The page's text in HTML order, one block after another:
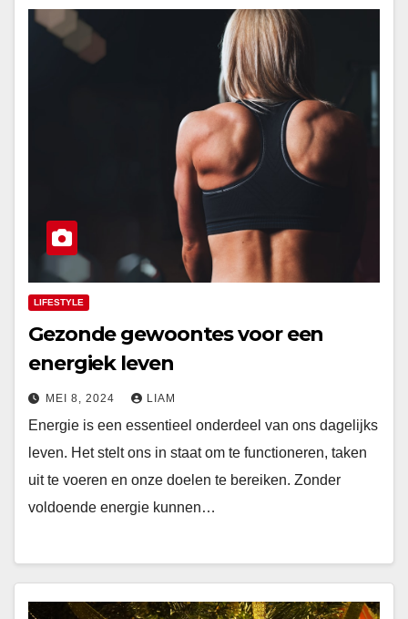
LIFESTYLE
Gezonde gewoontes voor een
energiek leven
MEI 8, 2024 LIAM
Energie is een essentieel onderdeel van ons dagelijks
leven. Het stelt ons in staat om te functioneren, taken
uit te voeren en onze doelen te bereiken. Zonder
voldoende energie kunnen…